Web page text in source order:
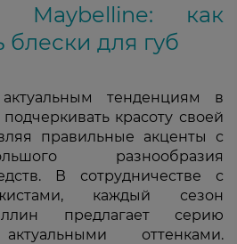
Maybelline: как
блески для губ
тенденциям в
красоту своей
правильные акценты с
разнообразия
В сотрудничестве с
каждый сезон
предлагает серию
оттенками.